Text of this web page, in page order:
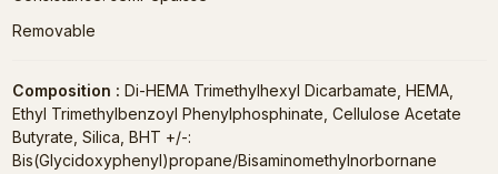
Removable
Composition : Di-HEMA Trimethylhexyl Dicarbamate, HEMA,
Ethyl Trimethylbenzoyl Phenylphosphinate, Cellulose Acetate
Butyrate, Silica, BHT +/-:
Bis(Glycidoxyphenyl)propane/Bisaminomethylnorbornane